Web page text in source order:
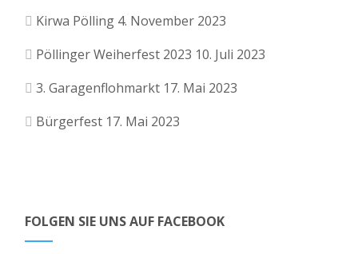
Kirwa Pölling 4. November 2023
Pöllinger Weiherfest 2023 10. Juli 2023
3. Garagenflohmarkt 17. Mai 2023
Bürgerfest 17. Mai 2023
FOLGEN SIE UNS AUF FACEBOOK